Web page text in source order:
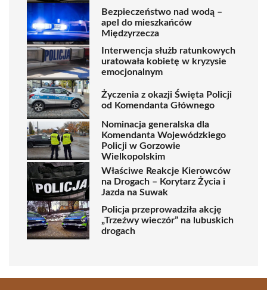
Bezpieczeństwo nad wodą –
apel do mieszkańców
Międzyrzecza
Interwencja służb ratunkowych
uratowała kobietę w kryzysie
emocjonalnym
Życzenia z okazji Święta Policji
od Komendanta Głównego
Nominacja generalska dla
Komendanta Wojewódzkiego
Policji w Gorzowie
Wielkopolskim
Właściwe Reakcje Kierowców
na Drogach – Korytarz Życia i
Jazda na Suwak
Policja przeprowadziła akcję
„Trzeźwy wieczór” na lubuskich
drogach